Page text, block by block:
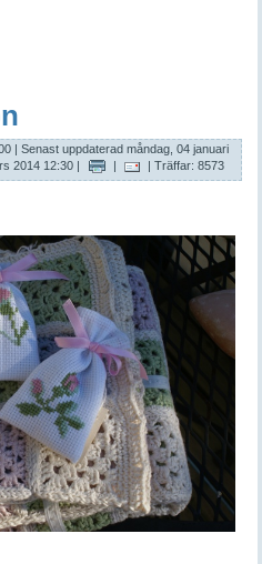
|Senast uppdaterad måndag, 04 januari
2014 12:30 | Träffar: 8573